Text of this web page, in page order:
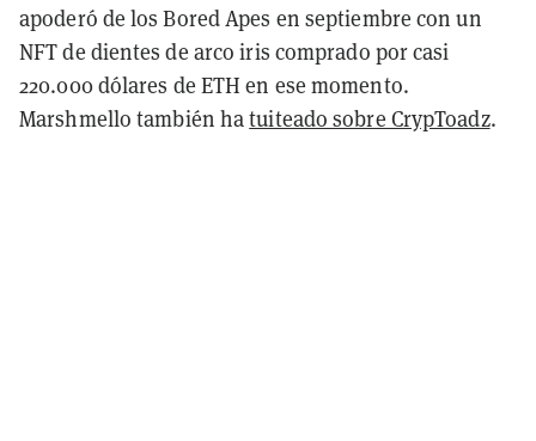
apoderó de los Bored Apes en septiembre con un
NFT de dientes de arco iris comprado por casi
220.000 dólares de ETH en ese momento.
Marshmello también hatuiteado sobre CrypToadz.